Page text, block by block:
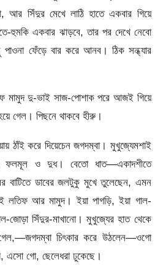
আর সিঁদুর মেখে লাঠি হাতে একবার গিয়ে
হুমকি একবার ঝাড়বে, তার পর দেখে নেবো
ফেঁড়ে বার করে আনব। ঠিক সন্ধ্যার
মামুদ দু-ভাই সাজ-পোশাক পরে আজই গিয়ে
গেল। পিছনে থাকবে হীরু।
ঠাঁই করে দিয়েচেন জগদম্বা। মুখুজ্যেমশাই
ফলমূল ও দুধ। বেতো ধাত—একাদশীতে
বাটিতে ডাবের জলটুকু মুখে তুলেছেন, এমন
লতিফ আর মামুদ। ইয়া পাগড়ি, ইয়া গাল-
জোড়া সিঁদুর-মাখানো। মুখুজ্যের হাত থেকে
চিৎকার করে উঠলেন—ওগো
গো, ছেলেধরা ঢুকেছে।